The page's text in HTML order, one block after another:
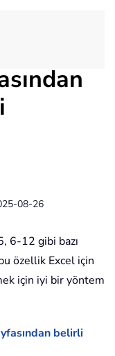
08-26
6-12 gibi bazı
özellik Excel için
için iyi bir yöntem
belirli